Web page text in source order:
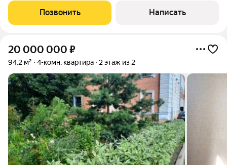
естественное проветривание. О доме потолки - 2.9 м. дом
2022 года постройки
Позвонить Написать
20 000 000 ₽
94,2 м² 4-комн. квартира 2 этаж из 2